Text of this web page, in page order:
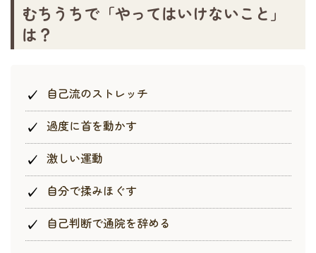
むちうちで「やってはいけないこと」
は？
自己流のストレッチ
過度に首を動かす
激しい運動
自分で揉みほぐす
自己判断で通院を辞める